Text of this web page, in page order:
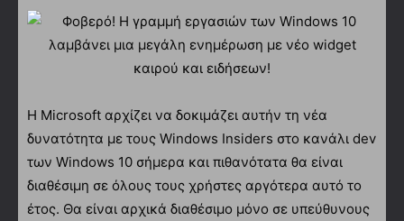
Η Microsoft αρχίζει να δοκιμάζει αυτήν τη νέα
δυνατότητα με τους Windows Insiders στο κανάλι dev
των Windows 10 σήμερα και πιθανότατα θα είναι
διαθέσιμη σε όλους τους χρήστες αργότερα αυτό το
έτος. Θα είναι αρχικά διαθέσιμο μόνο σε υπεύθυνους